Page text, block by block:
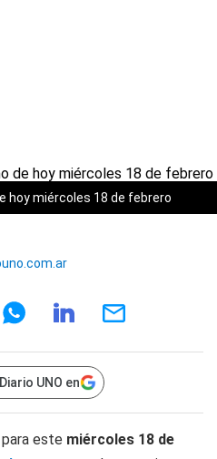
hoy miércoles 18 de febrero
UNO en
este miércoles 18 de